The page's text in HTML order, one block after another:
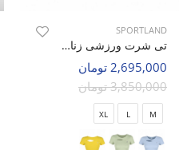
SPORTLAND
تی شرت ورزشی زنانه اسپورتلند SHIFT Max W
2,695,000 تومان
3,850,000 تومان
M
L
XL